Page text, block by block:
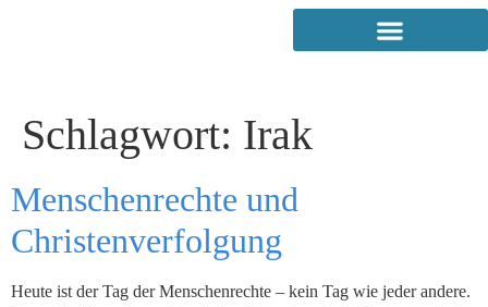
Schlagwort: Irak
Menschenrechte und
Christenverfolgung
Heute ist der Tag der Menschenrechte – kein Tag wie jeder andere.